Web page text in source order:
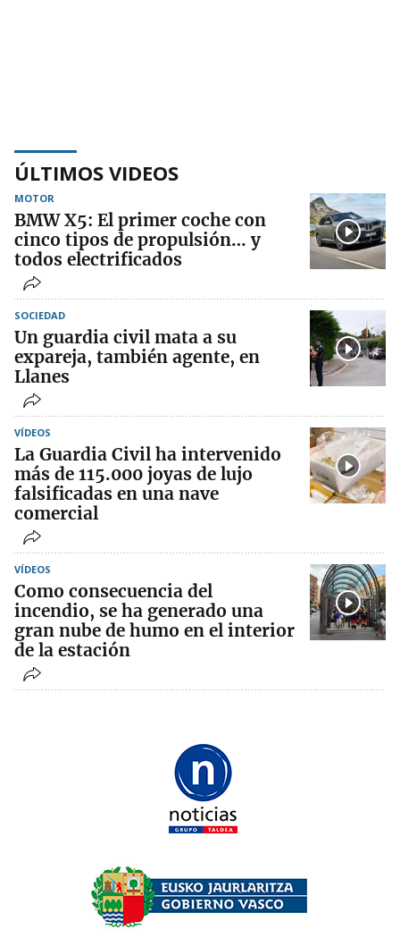
ÚLTIMOS VIDEOS
MOTOR
BMW X5: El primer coche con
cinco tipos de propulsión… y
todos electrificados
SOCIEDAD
Un guardia civil mata a su
expareja, también agente, en
Llanes
VÍDEOS
La Guardia Civil ha intervenido
más de 115.000 joyas de lujo
falsificadas en una nave
comercial
VÍDEOS
Como consecuencia del
incendio, se ha generado una
gran nube de humo en el interior
de la estación